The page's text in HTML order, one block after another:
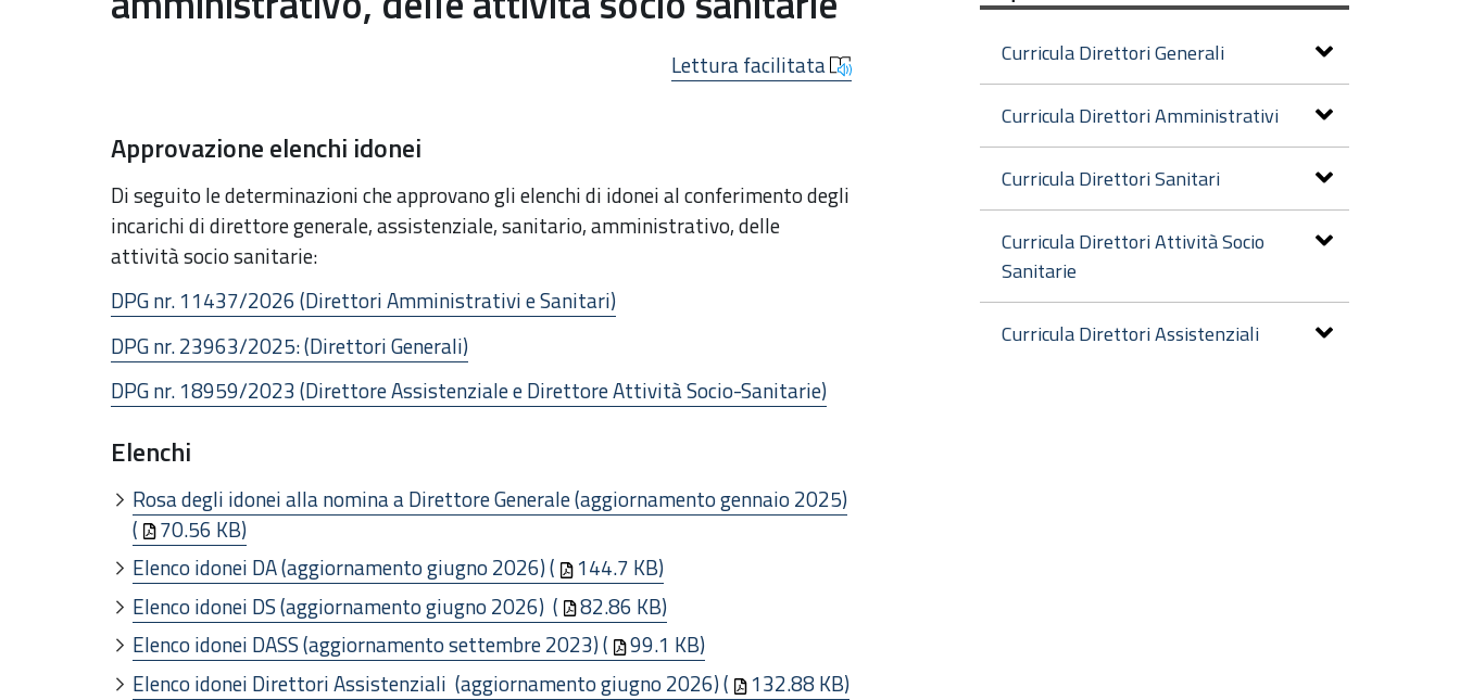
Lettura facilitata
Approvazione elenchi idonei
Di seguito le determinazioni che approvano gli elenchi di idonei al conferimento degli
incarichi di direttore generale, assistenziale, sanitario, amministrativo, delle
attività socio sanitarie:
DPG nr. 11437/2026 (Direttori Amministrativi e Sanitari)
DPG nr.23963/2025: (Direttori Generali)
DPG nr. 18959/2023 (Direttore Assistenziale e Direttore Attività Socio-Sanitarie)
Elenchi
Rosa degli idonei alla nomina a Direttore Generale (aggiornamento gennaio 2025)
(
70.56 KB)
Elenco idonei DA (aggiornamento giugno 2026) (
144.7 KB)
Elenco idonei DS (aggiornamento giugno 2026) (
82.86 KB)
Elenco idonei DASS (aggiornamento settembre 2023) (
99.1 KB)
Elenco idonei Direttori Assistenziali (aggiornamento giugno 2026) (
132.88 KB)
Curricula Direttori Generali
Curricula Direttori Amministrativi
Curricula Direttori Sanitari
Curricula Direttori Attività Socio
Sanitarie
Curricula Direttori Assistenziali